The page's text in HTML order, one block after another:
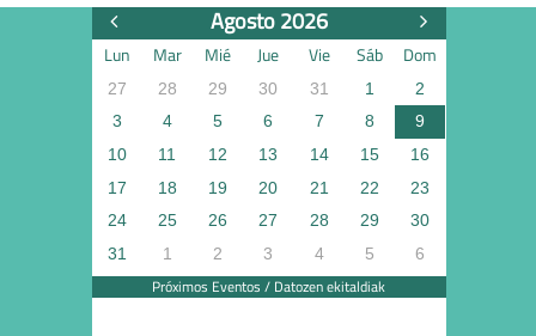
Agosto 2026
Lun Mar Mié Jue Vie Sáb Dom
27 28 29 30 31 1
2
3
4 5 6 7 8
9
10
11 12 13 14 15
16
17
18 19 20 21 22
23
24
25 26 27 28 29
30
31
1 2 3 4 5 6
Próximos Eventos / Datozen ekitaldiak